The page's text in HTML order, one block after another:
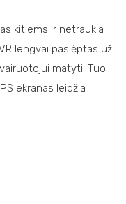
kitiems ir netraukia
lengvai paslėptas už
matyti. Tuo
ekranas leidžia